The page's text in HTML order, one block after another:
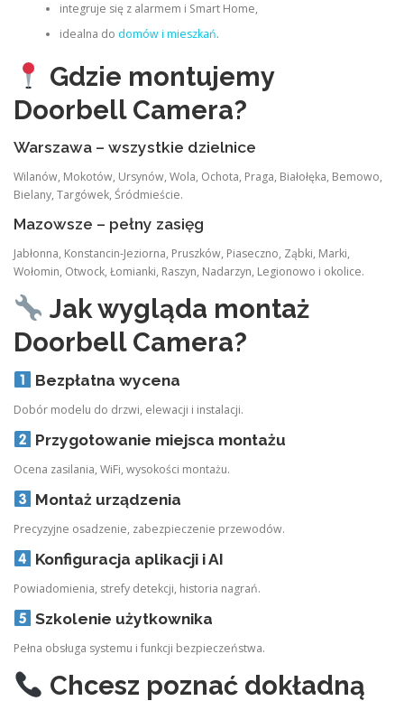
integruje się z alarmem i Smart Home,
idealna do domów i mieszkań.
Gdzie montujemy
Doorbell Camera?
Warszawa – wszystkie dzielnice
Wilanów, Mokotów, Ursynów, Wola, Ochota, Praga, Białołęka, Bemowo,
Bielany, Targówek, Śródmieście.
Mazowsze – pełny zasięg
Jabłonna, Konstancin‑Jeziorna, Pruszków, Piaseczno, Ząbki, Marki,
Wołomin, Otwock, Łomianki, Raszyn, Nadarzyn, Legionowo i okolice.
Jak wygląda montaż
Doorbell Camera?
Bezpłatna wycena
Dobór modelu do drzwi, elewacji i instalacji.
Przygotowanie miejsca montażu
Ocena zasilania, WiFi, wysokości montażu.
Montaż urządzenia
Precyzyjne osadzenie, zabezpieczenie przewodów.
Konfiguracja aplikacji i AI
Powiadomienia, strefy detekcji, historia nagrań.
Szkolenie użytkownika
Pełna obsługa systemu i funkcji bezpieczeństwa.
Chcesz poznać dokładną